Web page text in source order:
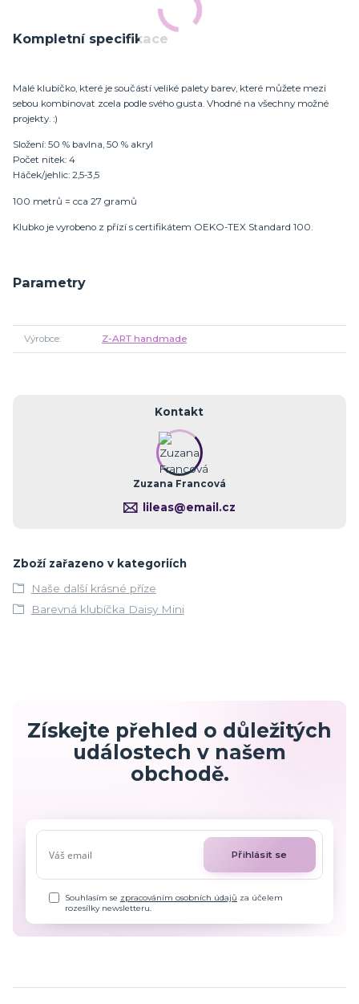
Kompletní specifikace
Malé klubíčko, které je součástí veliké palety barev, které můžete mezi
sebou kombinovat zcela podle svého gusta. Vhodné na všechny možné
projekty. :)
Složení: 50 % bavlna, 50 % akryl
Počet nitek: 4
Háček/jehlic: 2,5-3,5
100 metrů = cca 27 gramů
Klubko je vyrobeno z přízí s certifikátem OEKO-TEX Standard 100.
Parametry
Výrobce Z-ART handmade
Kontakt
Zuzana Francová
lileas@email.cz
Zboží zařazeno v kategoriích
Naše další krásné příze
Barevná klubíčka Daisy Mini
Získejte přehled o důležitých
událostech v našem
obchodě.
Přihlásit se
Souhlasím se zpracováním osobních údajů za účelem
rozesílky newsletteru.